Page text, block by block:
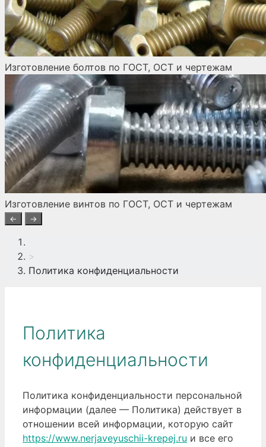
Изготовление болтов по ГОСТ, ОСТ и чертежам
Изготовление винтов по ГОСТ, ОСТ и чертежам
← →
>
Политика конфиденциальности
Политика
конфиденциальности
Политика конфиденциальности персональной
информации (далее — Политика) действует в
отношении всей информации, которую сайт
https://www.nerjaveyuschii-krepej.ru и все его